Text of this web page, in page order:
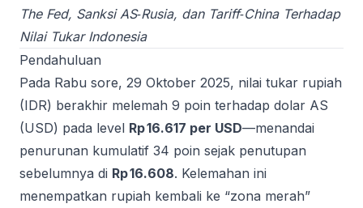
The Fed, Sanksi AS‑Rusia, dan Tariff‑China Terhadap
Nilai Tukar Indonesia
Pendahuluan
Pada Rabu sore, 29 Oktober 2025, nilai tukar rupiah
(IDR) berakhir melemah 9 poin terhadap dolar AS
(USD) pada level Rp 16.617 per USD—menandai
penurunan kumulatif 34 poin sejak penutupan
sebelumnya di Rp 16.608. Kelemahan ini
menempatkan rupiah kembali ke “zona merah”